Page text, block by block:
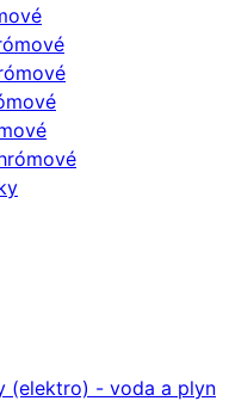
(elektro) - voda a plyn